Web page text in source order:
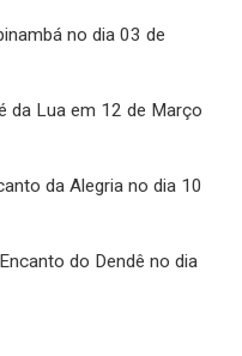
no dia 03 de
da Lua em 12 de Março
da Alegria no dia 10
do Dendê no dia